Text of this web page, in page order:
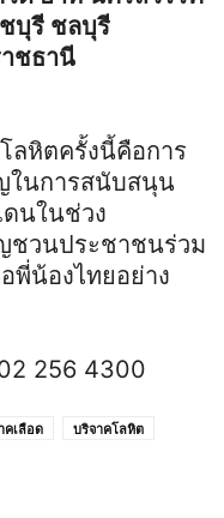
บุรี ชลบุรี
ชธานี
ลหิตครั้งนี้คือการ
ในการสนับสนุน
นในช่วง
ชวนประชาชนร่วม
พี่น้องไทยอย่าง
256 4300
คเลือด
บริจาคโลหิต